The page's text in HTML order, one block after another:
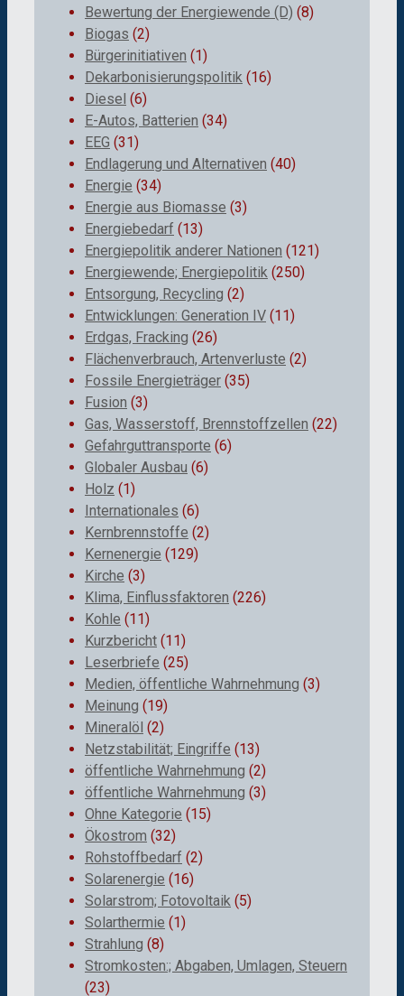
Bewertung der Energiewende (D) (8)
Biogas (2)
Bürgerinitiativen (1)
Dekarbonisierungspolitik (16)
Diesel (6)
E-Autos, Batterien (34)
EEG (31)
Endlagerung und Alternativen (40)
Energie (34)
Energie aus Biomasse (3)
Energiebedarf (13)
Energiepolitik anderer Nationen (121)
Energiewende; Energiepolitik (250)
Entsorgung, Recycling (2)
Entwicklungen: Generation IV (11)
Erdgas, Fracking (26)
Flächenverbrauch, Artenverluste (2)
Fossile Energieträger (35)
Fusion (3)
Gas, Wasserstoff, Brennstoffzellen (22)
Gefahrguttransporte (6)
Globaler Ausbau (6)
Holz (1)
Internationales (6)
Kernbrennstoffe (2)
Kernenergie (129)
Kirche (3)
Klima, Einflussfaktoren (226)
Kohle (11)
Kurzbericht (11)
Leserbriefe (25)
Medien, öffentliche Wahrnehmung (3)
Meinung (19)
Mineralöl (2)
Netzstabilität; Eingriffe (13)
öffentliche Wahrnehmung (2)
öffentliche Wahrnehmung (3)
Ohne Kategorie (15)
Ökostrom (32)
Rohstoffbedarf (2)
Solarenergie (16)
Solarstrom; Fotovoltaik (5)
Solarthermie (1)
Strahlung (8)
Stromkosten:; Abgaben, Umlagen, Steuern
(23)